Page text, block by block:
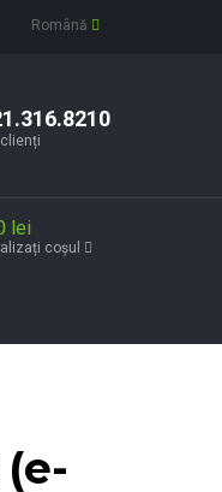
Română
lei
coșul